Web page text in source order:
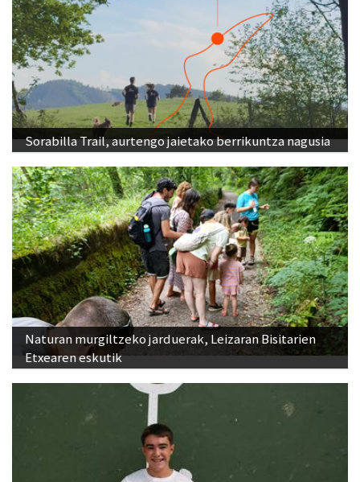
Sorabilla Trail, aurtengo jaietako berrikuntza nagusia
Naturan murgiltzeko jarduerak, Leizaran Bisitarien
Etxearen eskutik